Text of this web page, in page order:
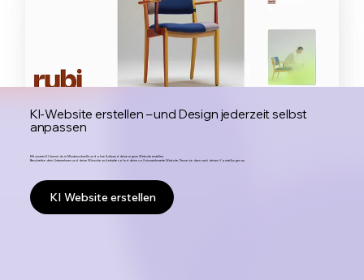
KI-Website erstellen – und Design jederzeit selbst
anpassen
Mit unserer KI kannst du in Minutenschnelle und ohne Aufwand deine eigene Website erstellen:
Beschreibe dein Unternehmen und deine Wünsche und erhalte sofort deine voll einsatzbereite Website. Passe sie dann nach deinen Vorstellungen an.
KI Website erstellen